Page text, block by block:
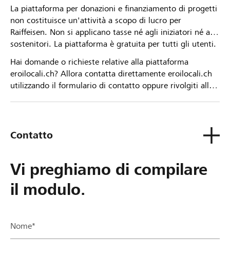
La piattaforma per donazioni e finanziamento di progetti
non costituisce un'attività a scopo di lucro per
Raiffeisen. Non si applicano tasse né agli iniziatori né ai
sostenitori. La piattaforma è gratuita per tutti gli utenti.
Hai domande o richieste relative alla piattaforma
eroilocali.ch? Allora contatta direttamente eroilocali.ch
utilizzando il formulario di contatto oppure rivolgiti alla
Contatto
Vi preghiamo di compilare
il modulo.
Nome*